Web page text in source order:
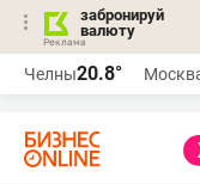
забронируй
валюту
Челны20.8°